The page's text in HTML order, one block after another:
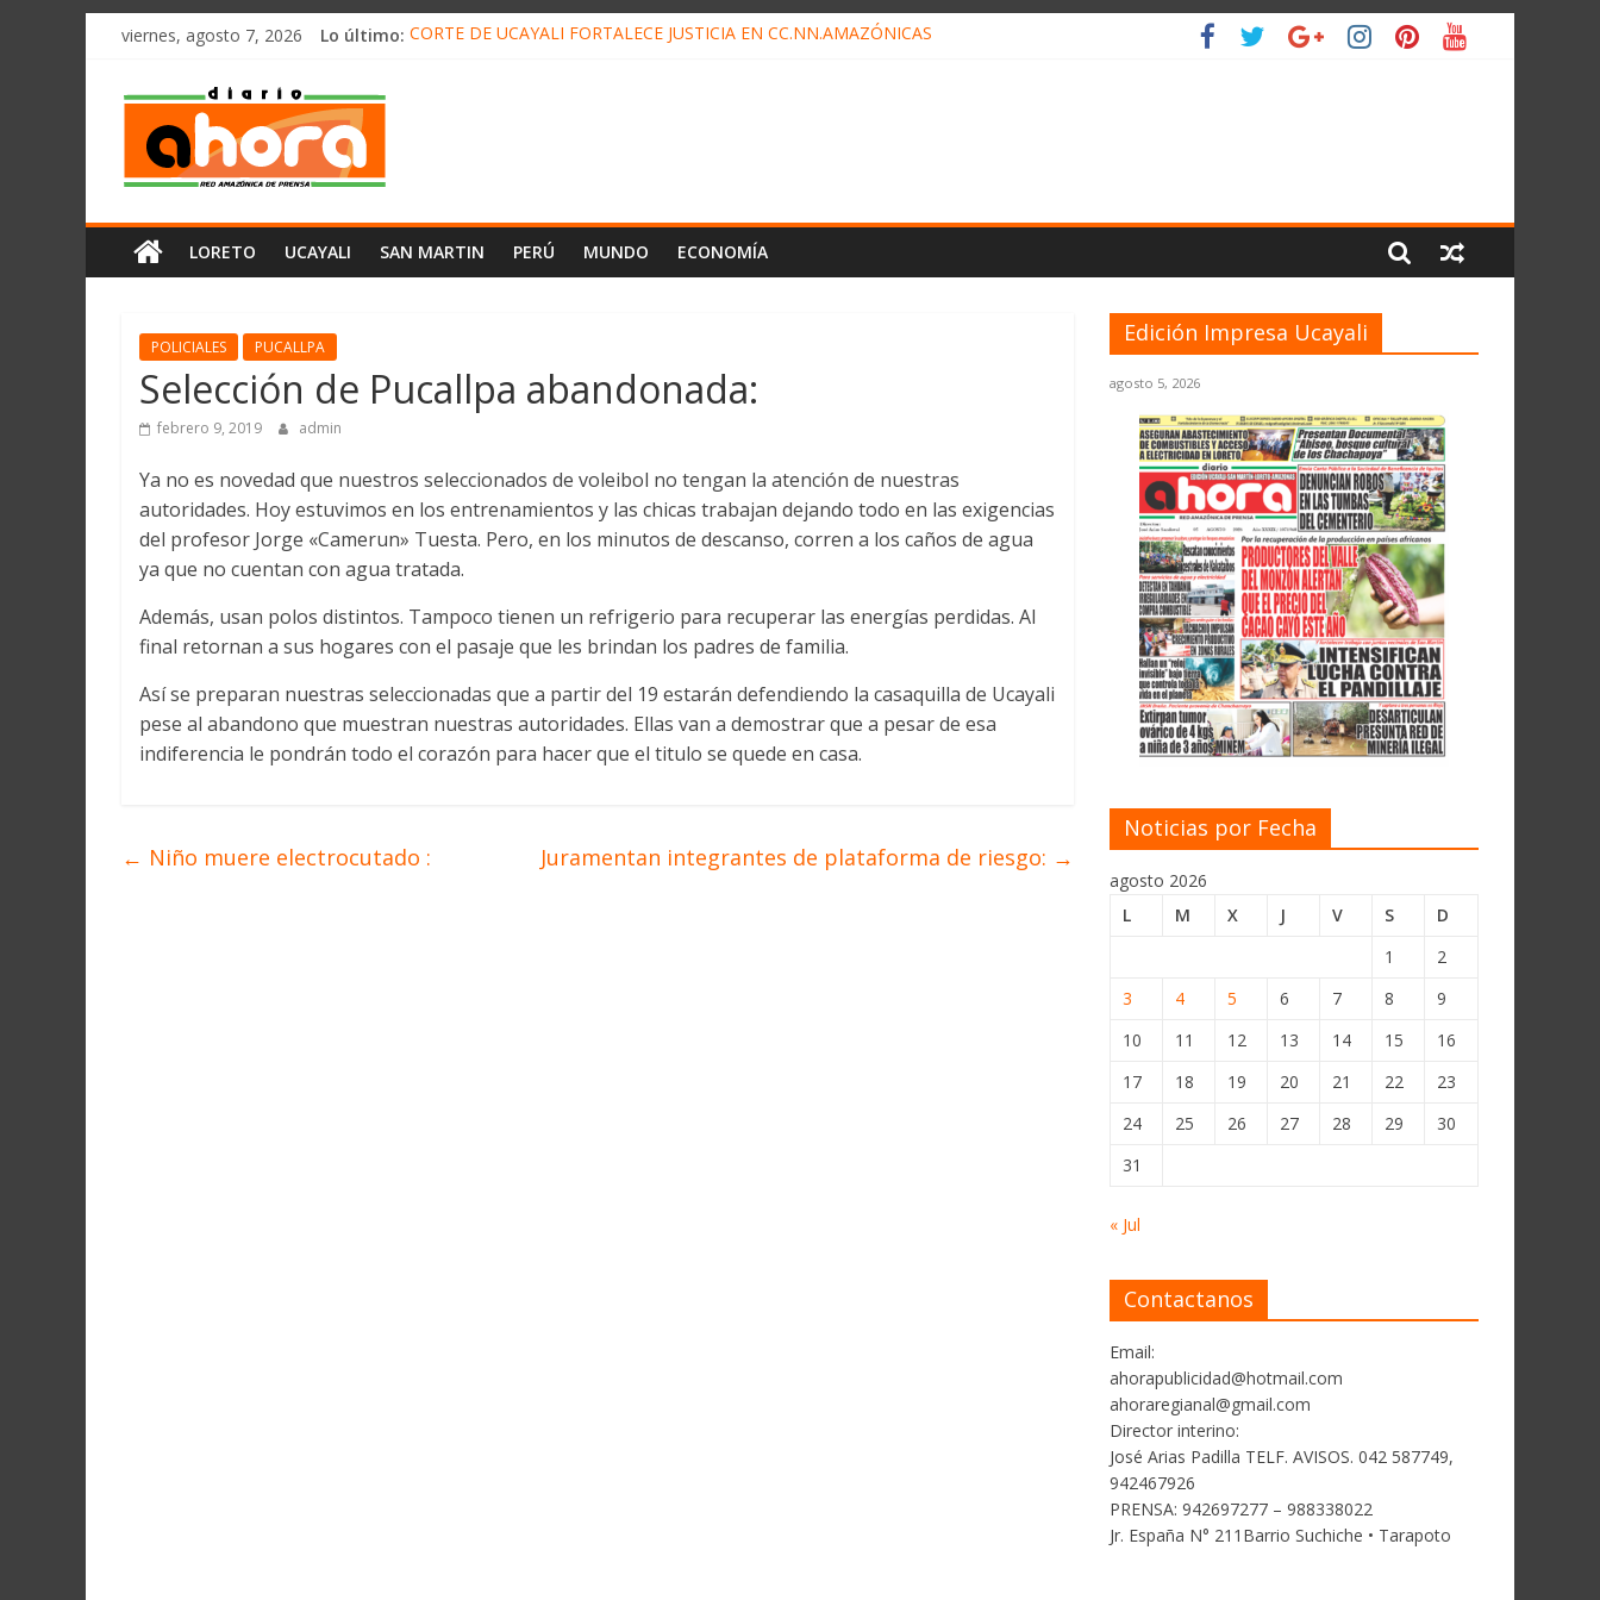
олимп казино
Saltarviernes, agosto 7, 2026 Lo último: CORTE DE UCAYALI FORTALECE JUSTICIA EN CC.NN.AMAZÓNICAS
Diario
Ahora
Cadena
Amazónica
de
Noticias
del
Perú,
Mundo
Ucayali,
San
Martín
LORETO UCAYALI SAN MARTIN PERÚ MUNDO ECONOMÍA
POLICIALES PUCALLPA
Selección de Pucallpa abandonada:
febrero 9, 2019 admin
Ya no es novedad que nuestros seleccionados de voleibol no tengan la atención de nuestras
autoridades. Hoy estuvimos en los entrenamientos y las chicas trabajan dejando todo en las exigencias
del profesor Jorge «Camerun» Tuesta. Pero, en los minutos de descanso, corren a los caños de agua
ya que no cuentan con agua tratada.
Además, usan polos distintos. Tampoco tienen un refrigerio para recuperar las energías perdidas. Al
final retornan a sus hogares con el pasaje que les brindan los padres de familia.
Así se preparan nuestras seleccionadas que a partir del 19 estarán defendiendo la casaquilla de Ucayali
pese al abandono que muestran nuestras autoridades. Ellas van a demostrar que a pesar de esa
indiferencia le pondrán todo el corazón para hacer que el titulo se quede en casa.
← Niño muere electrocutado : Juramentan integrantes de plataforma de riesgo: →
Edición Impresa Ucayali
agosto 5, 2026
Noticias por Fecha
agosto 2026
L
M X J V S
D
1
2
3
4 5 6 7 8
9
10
11 12 13 14 15
16
17
18 19 20 21 22
23
24
25 26 27 28 29
30
31
« Jul
Contactanos
Email:
ahorapublicidad@hotmail.com
ahoraregianal@gmail.com
Director interino:
José Arias Padilla TELF. AVISOS. 042 587749,
942467926
PRENSA: 942697277 – 988338022
Jr. España N° 211Barrio Suchiche • Tarapoto